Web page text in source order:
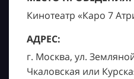
Кинотеатр «Каро 7
АДРЕС:
г. Москва, ул.
Чкаловская или